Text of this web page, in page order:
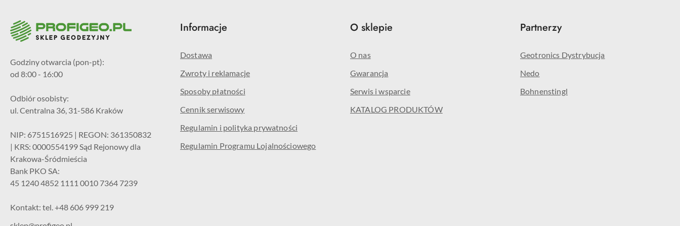
Godziny otwarcia (pon-pt):
od 8:00 - 16:00
Odbiór osobisty:
ul. Centralna 36, 31-586 Kraków
NIP: 6751516925 | REGON: 361350832
| KRS: 0000554199 Sąd Rejonowy dla
Krakowa-Śródmieścia
Bank PKO SA:
45 1240 4852 1111 0010 7364 7239
Kontakt: tel. +48 606 999 219
Informacje
Dostawa
Zwroty i reklamacje
Sposoby płatności
Cennik serwisowy
Regulamin i polityka prywatności
Regulamin Programu Lojalnościowego
O sklepie
O nas
Gwarancja
Serwis i wsparcie
KATALOG PRODUKTÓW
Partnerzy
Geotronics Dystrybucja
Nedo
Bohnenstingl